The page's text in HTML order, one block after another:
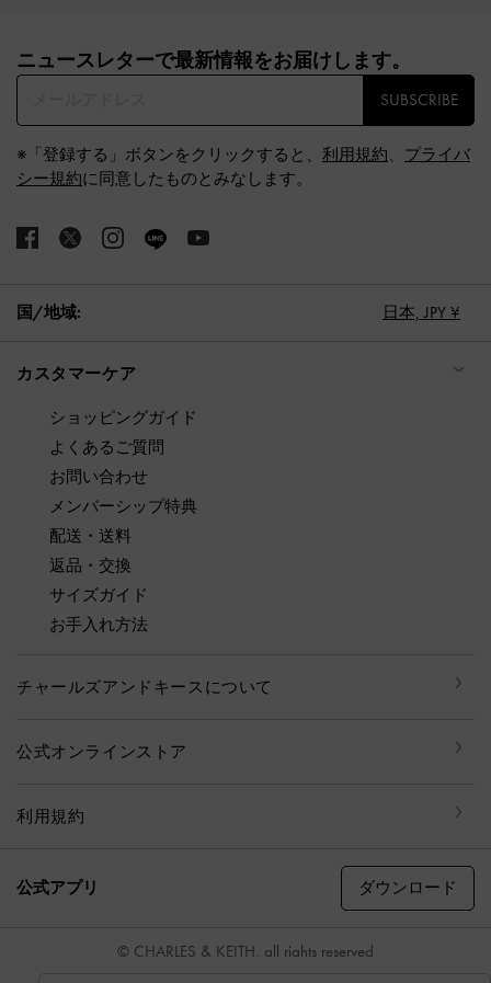
ニュースレターで最新情報をお届けします。​
SUBSCRIBE
※「登録する」ボタンをクリックすると、 利用規約、 プライバ
シー規約に同意したものとみなします。
国/地域: 日本, JPY ¥
カスタマーケア
ショッピングガイド
よくあるご質問
お問い合わせ
メンバーシップ特典
配送・送料
返品・交換
サイズガイド
お手入れ方法
チャールズアンドキースについて
公式オンラインストア
利用規約
公式アプリ ダウンロード
© CHARLES & KEITH, all rights reserved